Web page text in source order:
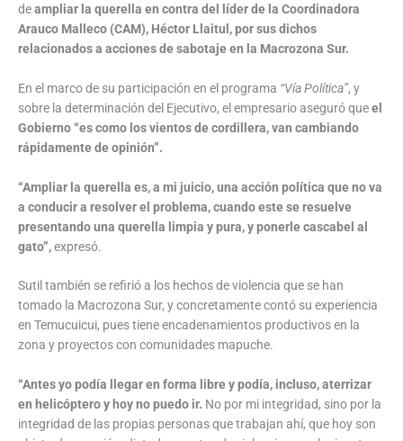
deampliar la querella en contra del líder de la Coordinadora
Arauco Malleco (CAM), Héctor Llaitul, por sus dichos
relacionados a acciones de sabotaje en la Macrozona Sur.
En el marco de su participación en el programa “Vía Política”, y
sobre la determinación del Ejecutivo, el empresario aseguró queel
Gobierno “es como los vientos de cordillera, van cambiando
rápidamente de opinión”.
“Ampliar la querella es, a mi juicio, una acción política que no va
a conducir a resolver el problema, cuando este se resuelve
presentando una querella limpia y pura, y ponerle cascabel al
gato”,expresó.
Sutil también se refirió a los hechos de violencia que se han
tomado la Macrozona Sur, y concretamente contó su experiencia
en Temucuicui, pues tiene encadenamientos productivos en la
zona y proyectos con comunidades mapuche.
“Antes yo podía llegar en forma libre y podía, incluso, aterrizar
en helicóptero y hoy no puedo ir. No por mi integridad, sino por la
integridad de las propias personas que trabajan ahí, que hoy son